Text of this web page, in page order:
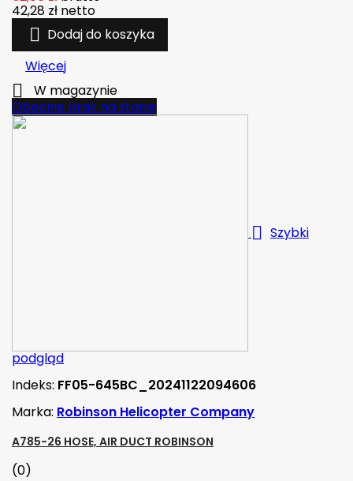
42,28 zł netto
 Dodaj do koszyka
Więcej

W magazynie
Obecnie brak na stanie
 Szybki
podgląd
Indeks: FF05-645BC_20241122094606
Marka: Robinson Helicopter Company
A785-26 HOSE, AIR DUCT ROBINSON
(0)